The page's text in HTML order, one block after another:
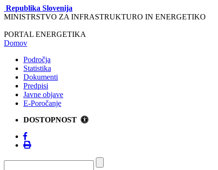
Republika Slovenija
MINISTRSTVO ZA INFRASTRUKTURO IN ENERGETIKO
PORTAL ENERGETIKA
Domov
Področja
Statistika
Dokumenti
Predpisi
Javne objave
E-Poročanje
DOSTOPNOST